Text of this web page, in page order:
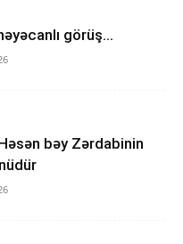
görüş…
bəy Zərdabinin